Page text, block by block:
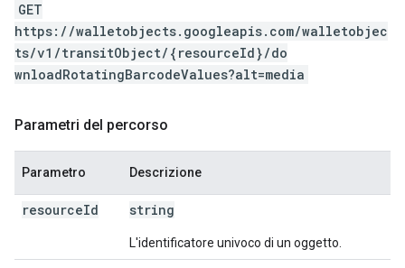
GET
https://walletobjects.googleapis.com/walletobjec
ts/v1/transitObject/{resourceId}/do
wnloadRotatingBarcodeValues?alt=media
Parametri del percorso
Parametro Descrizione
resourceId string
L'identificatore univoco di un oggetto.